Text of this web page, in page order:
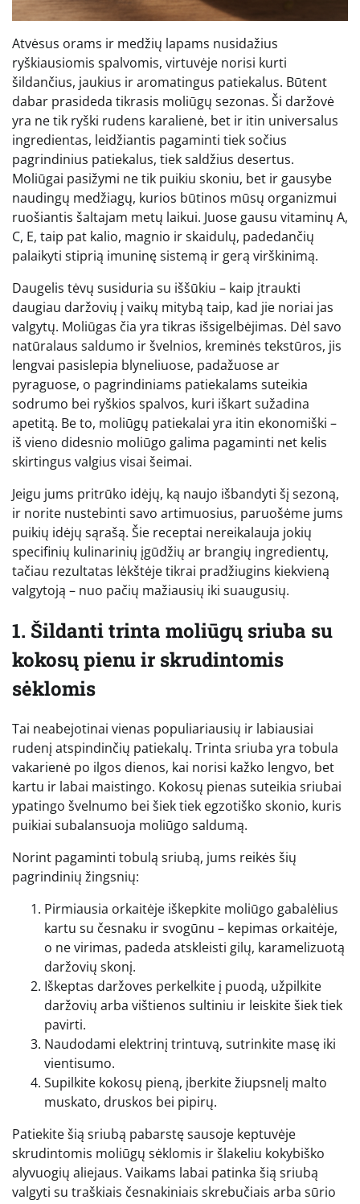
Atvėsus orams ir medžių lapams nusidažius
ryškiausiomis spalvomis, virtuvėje norisi kurti
šildančius, jaukius ir aromatingus patiekalus. Būtent
dabar prasideda tikrasis moliūgų sezonas. Ši daržovė
yra ne tik ryški rudens karalienė, bet ir itin universalus
ingredientas, leidžiantis pagaminti tiek sočius
pagrindinius patiekalus, tiek saldžius desertus.
Moliūgai pasižymi ne tik puikiu skoniu, bet ir gausybe
naudingų medžiagų, kurios būtinos mūsų organizmui
ruošiantis šaltajam metų laikui. Juose gausu vitaminų A,
C, E, taip pat kalio, magnio ir skaidulų, padedančių
palaikyti stiprią imuninę sistemą ir gerą virškinimą.
Daugelis tėvų susiduria su iššūkiu – kaip įtraukti
daugiau daržovių į vaikų mitybą taip, kad jie noriai jas
valgytų. Moliūgas čia yra tikras išsigelbėjimas. Dėl savo
natūralaus saldumo ir švelnios, kreminės tekstūros, jis
lengvai pasislepia blyneliuose, padažuose ar
pyraguose, o pagrindiniams patiekalams suteikia
sodrumo bei ryškios spalvos, kuri iškart sužadina
apetitą. Be to, moliūgų patiekalai yra itin ekonomiški –
iš vieno didesnio moliūgo galima pagaminti net kelis
skirtingus valgius visai šeimai.
Jeigu jums pritrūko idėjų, ką naujo išbandyti šį sezoną,
ir norite nustebinti savo artimuosius, paruošėme jums
puikių idėjų sąrašą. Šie receptai nereikalauja jokių
specifinių kulinarinių įgūdžių ar brangių ingredientų,
tačiau rezultatas lėkštėje tikrai pradžiugins kiekvieną
valgytoją – nuo pačių mažiausių iki suaugusių.
1. Šildanti trinta moliūgų sriuba su
kokosų pienu ir skrudintomis
sėklomis
Tai neabejotinai vienas populiariausių ir labiausiai
rudenį atspindinčių patiekalų. Trinta sriuba yra tobula
vakarienė po ilgos dienos, kai norisi kažko lengvo, bet
kartu ir labai maistingo. Kokosų pienas suteikia sriubai
ypatingo švelnumo bei šiek tiek egzotiško skonio, kuris
puikiai subalansuoja moliūgo saldumą.
Norint pagaminti tobulą sriubą, jums reikės šių
pagrindinių žingsnių:
Pirmiausia orkaitėje iškepkite moliūgo gabalėlius
kartu su česnaku ir svogūnu – kepimas orkaitėje,
o ne virimas, padeda atskleisti gilų, karamelizuotą
daržovių skonį.
Iškeptas daržoves perkelkite į puodą, užpilkite
daržovių arba vištienos sultiniu ir leiskite šiek tiek
pavirti.
Naudodami elektrinį trintuvą, sutrinkite masę iki
vientisumo.
Supilkite kokosų pieną, įberkite žiupsnelį malto
muskato, druskos bei pipirų.
Patiekite šią sriubą pabarstę sausoje keptuvėje
skrudintomis moliūgų sėklomis ir šlakeliu kokybiško
alyvuogių aliejaus. Vaikams labai patinka šią sriubą
valgyti su traškiais česnakiniais skrebučiais arba sūrio